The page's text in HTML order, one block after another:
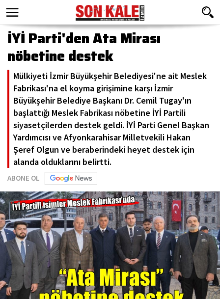
İYİ Parti'den Ata Mirası
nöbetine destek
Mülkiyeti İzmir Büyükşehir Belediyesi'ne ait Meslek
Fabrikası'na el koyma girişimine karşı İzmir
Büyükşehir Belediye Başkanı Dr. Cemil Tugay'ın
başlattığı Meslek Fabrikası nöbetine İYİ Partili
siyasetçilerden destek geldi. İYİ Parti Genel Başkan
Yardımcısı ve Afyonkarahisar Milletvekili Hakan
Şeref Olgun ve beraberindeki heyet destek için
alanda olduklarını belirtti.
ABONE OL